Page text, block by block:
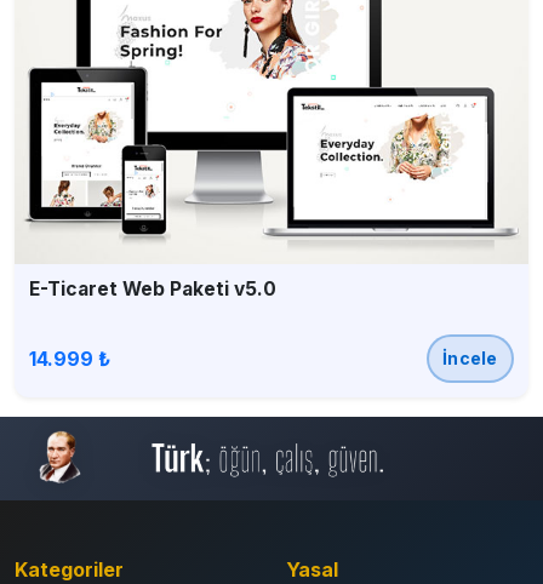
E-Ticaret Web Paketi v5.0
14.999 ₺ İncele
Kategoriler
Yasal